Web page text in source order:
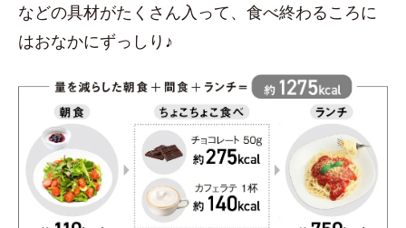
などの具材がたくさん入って、食べ終わるころに
はおなかにずっしり♪